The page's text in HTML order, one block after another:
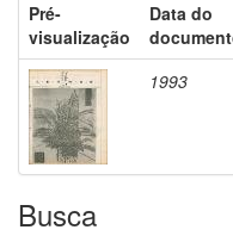
Pré-
visualização
Data do
1993
Busca